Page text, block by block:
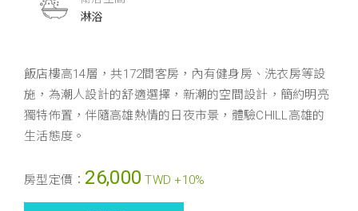
淋浴
飯店樓高14層，共172間客房，內有健身房、洗衣房等設
施，為潮人設計的舒適選擇，新潮的空間設計，簡約明亮
獨特佈置，伴隨高雄熱情的日夜市景，體驗CHILL高雄的
生活態度。
房型定價： 26,000 TWD +10%